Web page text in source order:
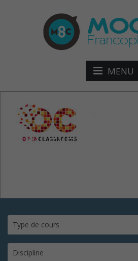
MENU
Concevez votre
avec PHP et
Type de cours
Discipline